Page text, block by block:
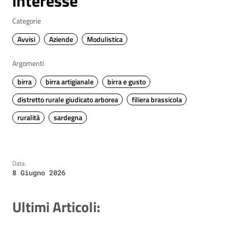
Categorie
Avvisi
Aziende Modulistica
Argomenti
birra
birra artigianale
birra e gusto
distretto rurale giudicato arborea
filiera brassicola
ruralità
sardegna
Data:
8 Giugno 2026
Ultimi Articoli: